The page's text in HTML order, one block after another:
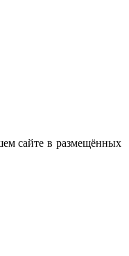
сайте в размещённых